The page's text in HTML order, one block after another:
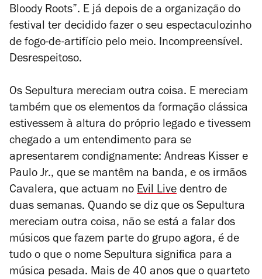
Bloody Roots”. E já depois de a organização do
festival ter decidido fazer o seu espectaculozinho
de fogo-de-artifício pelo meio. Incompreensível.
Desrespeitoso.
Os Sepultura mereciam outra coisa. E mereciam
também que os elementos da formação clássica
estivessem à altura do próprio legado e tivessem
chegado a um entendimento para se
apresentarem condignamente: Andreas Kisser e
Paulo Jr., que se mantêm na banda, e os irmãos
Cavalera, que actuam no Evil Live dentro de
duas semanas. Quando se diz que os Sepultura
mereciam outra coisa, não se está a falar dos
músicos que fazem parte do grupo agora, é de
tudo o que o nome Sepultura significa para a
música pesada. Mais de 40 anos que o quarteto